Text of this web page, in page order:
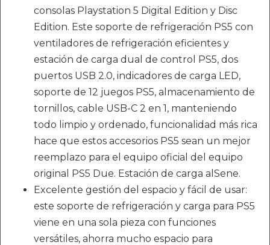
consolas Playstation 5 Digital Edition y Disc
Edition. Este soporte de refrigeración PS5 con
ventiladores de refrigeración eficientes y
estación de carga dual de control PS5, dos
puertos USB 2.0, indicadores de carga LED,
soporte de 12 juegos PS5, almacenamiento de
tornillos, cable USB-C 2 en 1, manteniendo
todo limpio y ordenado, funcionalidad más rica
hace que estos accesorios PS5 sean un mejor
reemplazo para el equipo oficial del equipo
original PS5 Due. Estación de carga alSene.
Excelente gestión del espacio y fácil de usar:
este soporte de refrigeración y carga para PS5
viene en una sola pieza con funciones
versátiles, ahorra mucho espacio para